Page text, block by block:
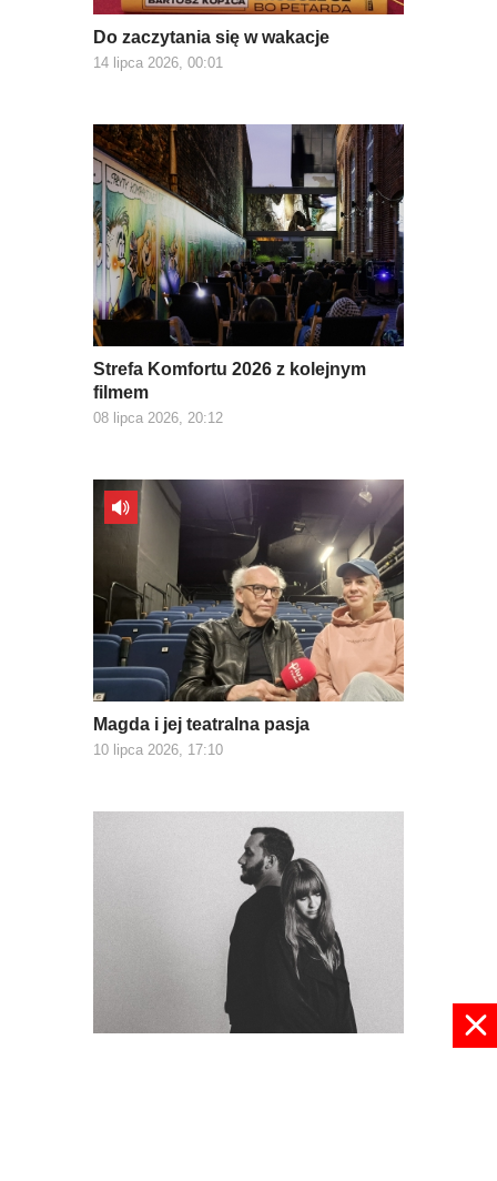
Do zaczytania się w wakacje
14 lipca 2026, 00:01
Strefa Komfortu 2026 z kolejnym
filmem
08 lipca 2026, 20:12
Magda i jej teatralna pasja
10 lipca 2026, 17:10